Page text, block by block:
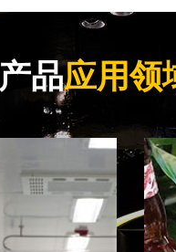
产品应用领